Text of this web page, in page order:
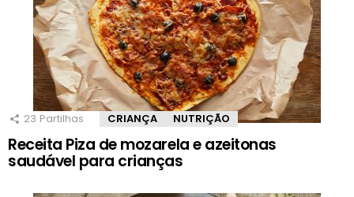
23 Partilhas CRIANÇA NUTRIÇÃO
Receita Piza de mozarela e azeitonas
saudável para crianças